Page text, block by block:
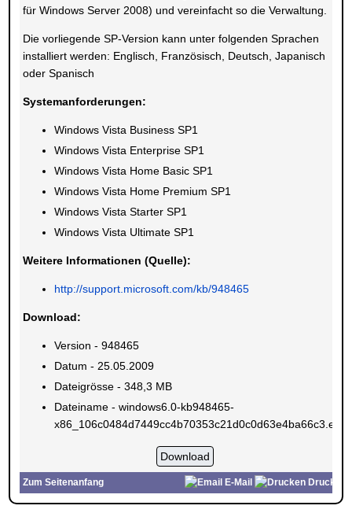
für Windows Server 2008) und vereinfacht so die Verwaltung.
Die vorliegende SP-Version kann unter folgenden Sprachen
installiert werden: Englisch, Französisch, Deutsch, Japanisch
oder Spanisch
Systemanforderungen:
Windows Vista Business SP1
Windows Vista Enterprise SP1
Windows Vista Home Basic SP1
Windows Vista Home Premium SP1
Windows Vista Starter SP1
Windows Vista Ultimate SP1
Weitere Informationen (Quelle):
http://support.microsoft.com/kb/948465
Download:
Version - 948465
Datum - 25.05.2009
Dateigrösse - 348,3 MB
Dateiname - windows6.0-kb948465-
x86_106c0484d7449cc4b70353c21d0c0d63e4ba66c3.exe
Zum Seitenanfang E-Mail Drucken